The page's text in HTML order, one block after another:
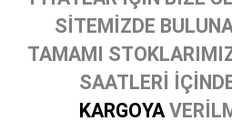
SİTEMİZDE
TAMAMI
SAATLERİ
KARGOYA